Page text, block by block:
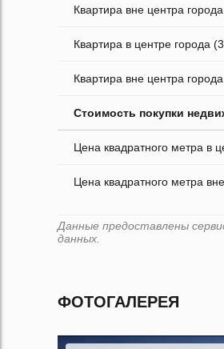
Квартира вне центра
Квартира в центре города
Квартира вне центра
Стоимость покупки
Цена квадратного метра в
Цена квадратного метра
Данные предоставлены
данных.
ФОТОГАЛЕРЕЯ